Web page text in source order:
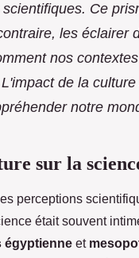
Ce
les éclairer
nos
de la
notre
sur la
perceptions
était souvent
égyptienne et